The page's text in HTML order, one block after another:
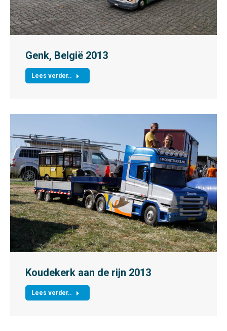
Genk, België 2013
Lees verder..
Koudekerk aan de rijn 2013
Lees verder..